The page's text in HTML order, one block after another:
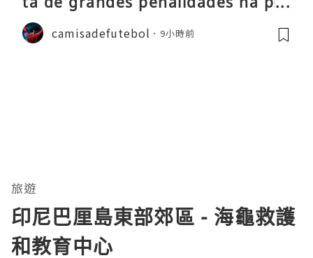
-época
camisadefutebol 9小時前
旅遊
印尼巴厘島東部郊區 - 海龜救護
和教育中心